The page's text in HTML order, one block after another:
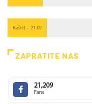
Kaštel – 21.07
ZAPRATITE NAS
21,209
Fans